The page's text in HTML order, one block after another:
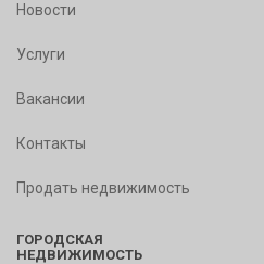
Новости
Услуги
Вакансии
Контакты
Продать недвижимость
ГОРОДСКАЯ
НЕДВИЖИМОСТЬ